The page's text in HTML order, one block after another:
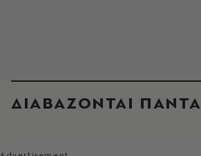
ΔΙΑΒΑΖΟΝΤΑΙ ΠΑΝΤΑ